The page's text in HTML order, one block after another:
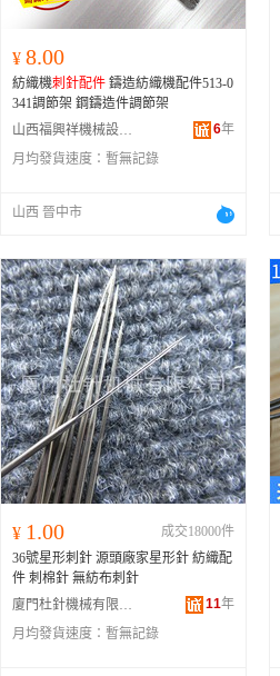
¥ 8.00
紡織機刺針配件 鑄造紡織機配件513-0
341調節架 鋼鑄造件調節架
山西福興祥機械設備有限公司
6年
月均發貨速度： 暫無記錄
山西 晉中市
¥ 1.00
成交18000件
36號星形刺針 源頭廠家星形針 紡織配
件 刺棉針 無紡布刺針
廈門杜針機械有限公司
11年
月均發貨速度： 暫無記錄